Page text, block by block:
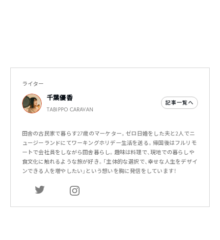
ライター
千葉優香
TABIPPO CARAVAN
記事一覧へ
田舎の古民家で暮らす27歳のマーケター。ゼロ日婚をした夫と2人でニ
ュージーランドにてワーキングホリデー生活を送る。帰国後はフルリモ
ートで会社員をしながら田舎暮らし。趣味は料理で、現地での暮らしや
食文化に触れるような旅が好き。「主体的な選択で、幸せな人生をデザイ
ンできる人を増やしたい」という想いを胸に発信をしています！